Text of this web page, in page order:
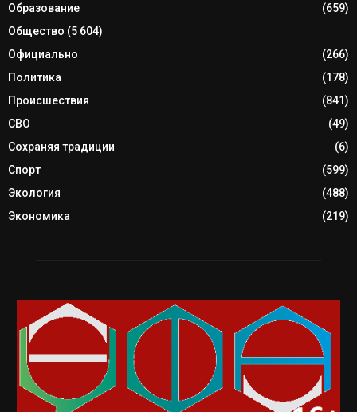
Образование
(659)
Общество (5 604)
Официально
(266)
Политика
(178)
Происшествия
(841)
СВО
(49)
Сохраняя традиции
(6)
Спорт
(599)
Экология
(488)
Экономика
(219)